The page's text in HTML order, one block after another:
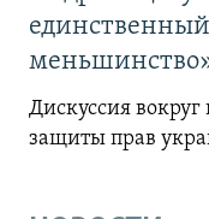
Дискуссия
защиты прав